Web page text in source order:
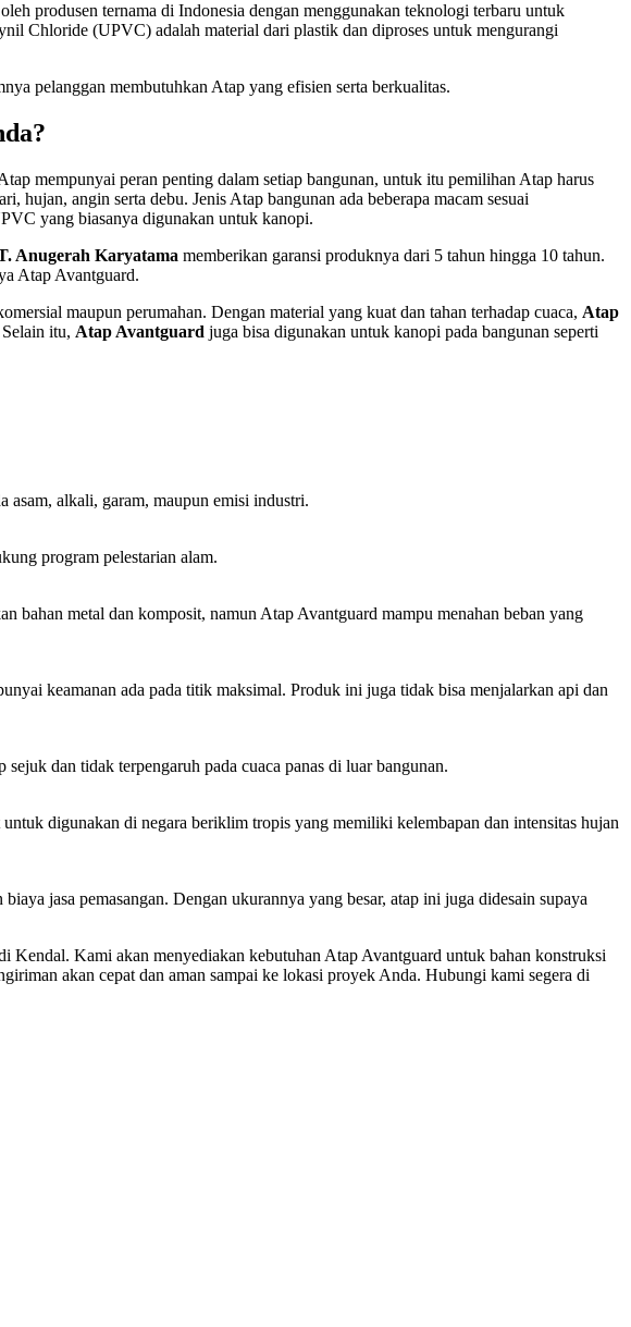
produsen ternama di Indonesia dengan menggunakan teknologi terbaru untuk
Chloride (UPVC) adalah material dari plastik dan diproses untuk mengurangi
pelanggan membutuhkan Atap yang efisien serta berkualitas.
mempunyai peran penting dalam setiap bangunan, untuk itu pemilihan Atap harus
angin serta debu. Jenis Atap bangunan ada beberapa macam sesuai
yang biasanya digunakan untuk kanopi.
Anugerah Karyatama memberikan garansi produknya dari 5 tahun hingga 10 tahun.
Atap Avantguard.
maupun perumahan. Dengan material yang kuat dan tahan terhadap cuaca, Atap
itu, Atap Avantguard juga bisa digunakan untuk kanopi pada bangunan seperti
asam, alkali, garam, maupun emisi industri.
program pelestarian alam.
metal dan komposit, namun Atap Avantguard mampu menahan beban yang
keamanan ada pada titik maksimal. Produk ini juga tidak bisa menjalarkan api dan
dan tidak terpengaruh pada cuaca panas di luar bangunan.
digunakan di negara beriklim tropis yang memiliki kelembapan dan intensitas hujan
jasa pemasangan. Dengan ukurannya yang besar, atap ini juga didesain supaya
Kendal. Kami akan menyediakan kebutuhan Atap Avantguard untuk bahan konstruksi
akan cepat dan aman sampai ke lokasi proyek Anda. Hubungi kami segera di